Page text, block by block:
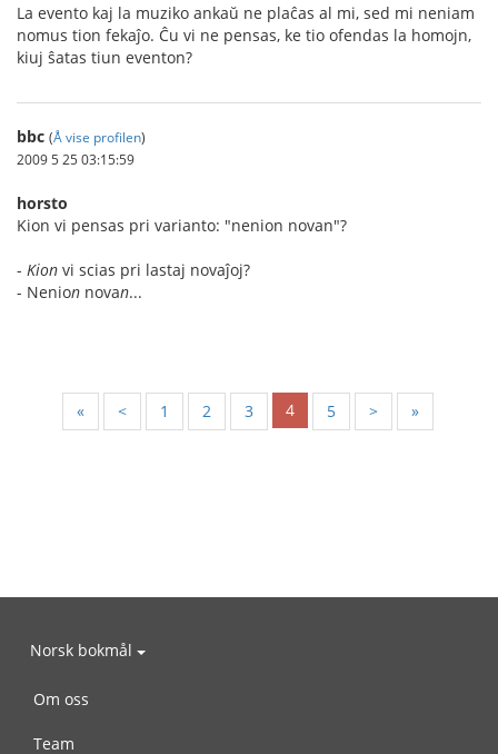
La evento kaj la muziko ankaŭ ne plaĉas al mi, sed mi neniam
nomus tion fekaĵo. Ĉu vi ne pensas, ke tio ofendas la homojn,
kiuj ŝatas tiun eventon?
bbc (Å vise profilen)
2009 5 25 03:15:59
horsto
Kion vi pensas pri varianto: "nenion novan"?
- Kion vi scias pri lastaj novaĵoj?
- Nenion novan...
« < 1 2 3 4 5 > »
Norsk bokmål
Om oss
Team